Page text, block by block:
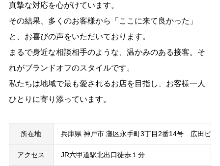
真摯な対応を心がけています。
その結果、多くのお客様から「ここに来て良かった」
と、お喜びの声をいただいております。
まるで身近な相談相手のような、温かみのある接客。そ
れがブランドオフのスタイルです。
私たちは地域で最も愛されるお店を目指し、お客様一人
ひとりに寄り添っています。
所在地 兵庫県 神戸市 灘区永手町3丁目2番14号 広田ビル
アクセス JR六甲道駅北出口徒歩１分